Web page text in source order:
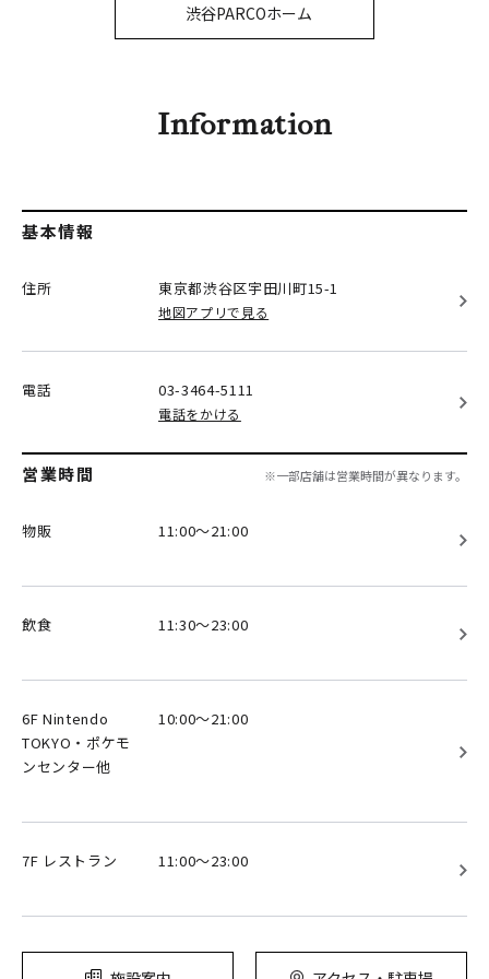
渋谷PARCOホーム
Information
基本情報
住所 東京都渋谷区宇田川町15-1
地図アプリで見る
電話 03-3464-5111
電話をかける
営業時間 ※一部店舗は営業時間が異なります。
物販 11:00～21:00
飲食 11:30～23:00
6F Nintendo
TOKYO・ポケモ
ンセンター他
10:00～21:00
7F レストラン 11:00～23:00